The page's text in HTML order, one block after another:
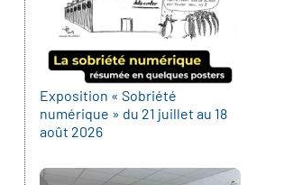
Exposition « Sobriété
numérique » du 21 juillet au 18
août 2026